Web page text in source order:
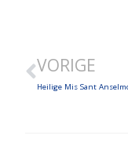
VORIGE